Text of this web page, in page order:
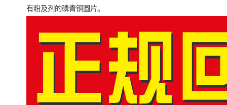
有粉及剂的磷青铜圆片。